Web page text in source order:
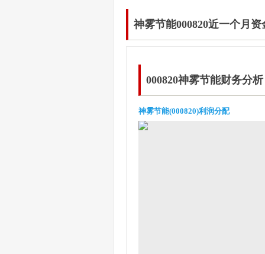
神雾节能000820近一个月资
000820神雾节能财务分析
神雾节能(000820)利润分配